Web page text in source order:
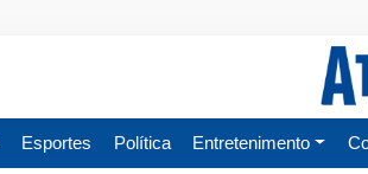
Esportes Política Entretenimento